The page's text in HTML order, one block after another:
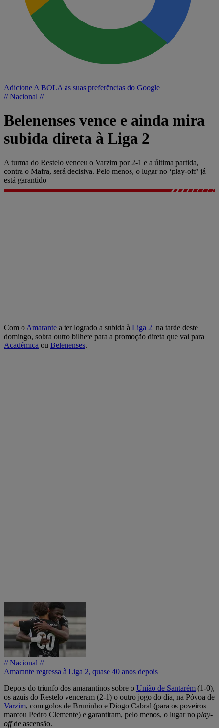
Adicione A BOLA às suas preferências do Google
// Nacional //
Belenenses vence e ainda mira
subida direta à Liga 2
A turma do Restelo venceu o Varzim por 2-1 e a última partida,
contra o Mafra, será decisiva. Pelo menos, o lugar no ‘play-off’ já
está garantido
Com o Amarante a ter logrado a subida à Liga 2, na tarde deste
domingo, sobra outro bilhete para a promoção direta que vai para
Académica ou Belenenses.
// Nacional //
Amarante regressa à Liga 2, quase 40 anos depois
Depois do triunfo dos amarantinos sobre o União de Santarém (1-0),
os azuis do Restelo venceram (2-1) o outro jogo do dia, na Póvoa de
Varzim, com golos de Bruninho e Diogo Cabral (para os poveiros
marcou Pedro Clemente) e garantiram, pelo menos, o lugar no play-
offde ascensão.